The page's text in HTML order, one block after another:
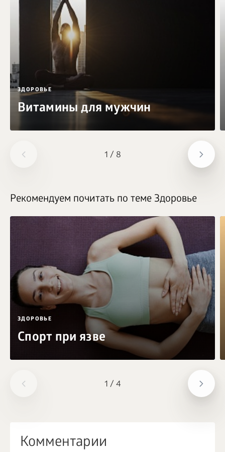
1 / 8
ЗДОРОВЬЕ
Витамины для мужчин
1 / 4
Рекомендуем почитать по теме Здоровье
ЗДОРОВЬЕ
Спорт при язве
Комментарии